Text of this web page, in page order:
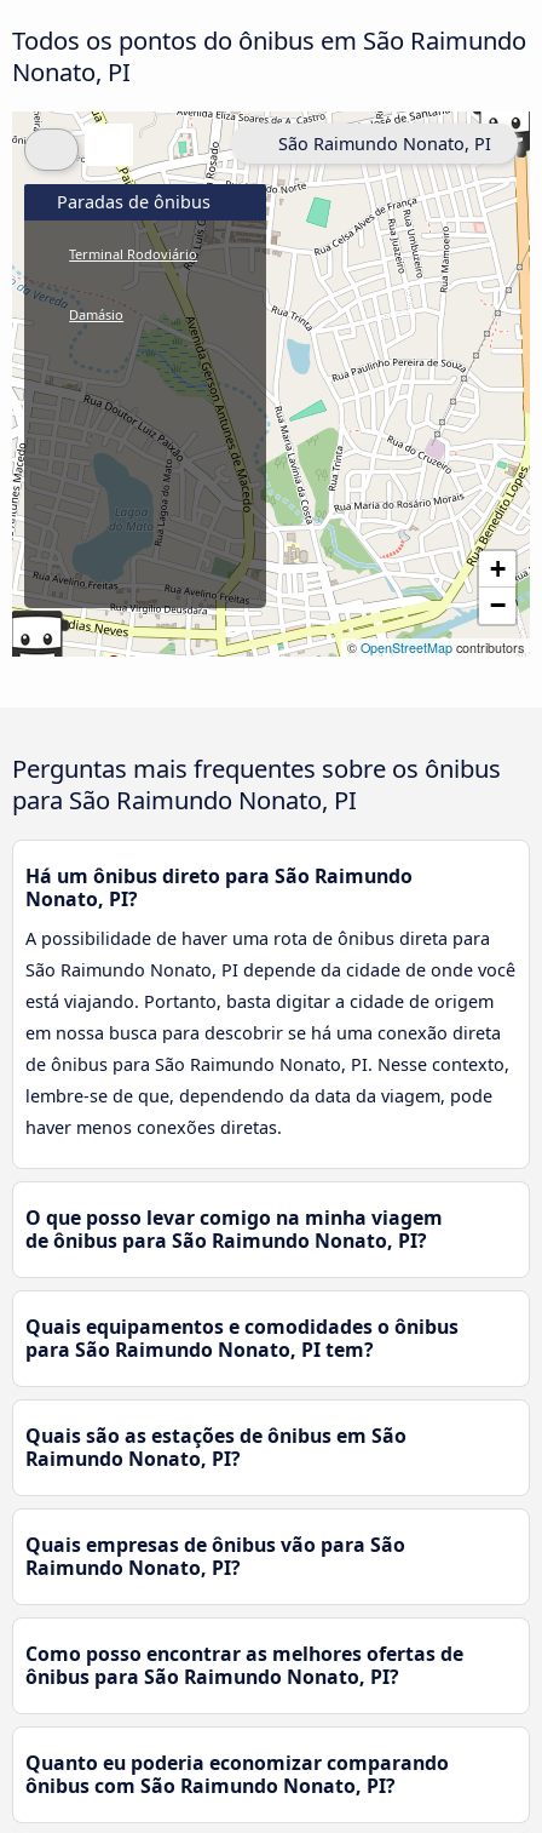
Todos os pontos do ônibus em São Raimundo
Nonato, PI
+
−
© OpenStreetMap contributors
Paradas de ônibus
Terminal Rodoviário
Damásio
São Raimundo Nonato, PI
Perguntas mais frequentes sobre os ônibus
para São Raimundo Nonato, PI
Há um ônibus direto para São Raimundo
Nonato, PI?
A possibilidade de haver uma rota de ônibus direta para
São Raimundo Nonato, PI depende da cidade de onde você
está viajando. Portanto, basta digitar a cidade de origem
em nossa busca para descobrir se há uma conexão direta
de ônibus para São Raimundo Nonato, PI. Nesse contexto,
lembre-se de que, dependendo da data da viagem, pode
haver menos conexões diretas.
O que posso levar comigo na minha viagem
de ônibus para São Raimundo Nonato, PI?
Quais equipamentos e comodidades o ônibus
para São Raimundo Nonato, PI tem?
Quais são as estações de ônibus em São
Raimundo Nonato, PI?
Quais empresas de ônibus vão para São
Raimundo Nonato, PI?
Como posso encontrar as melhores ofertas de
ônibus para São Raimundo Nonato, PI?
Quanto eu poderia economizar comparando
ônibus com São Raimundo Nonato, PI?